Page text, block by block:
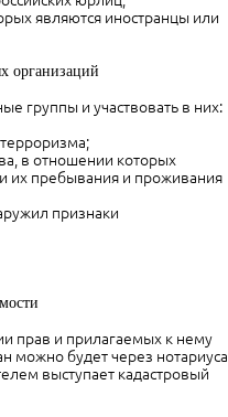
являются иностранцы или
организаций
группы и участвовать в них:
в отношении которых
их пребывания и проживания
признаки
прав и прилагаемых к нему
можно будет через нотариуса
выступает кадастровый